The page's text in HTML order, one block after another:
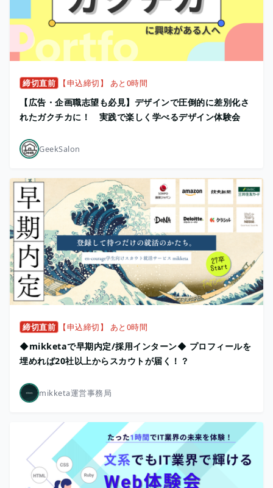
締切直前 【申込締切】 あと0時間
【広告・企画職志望も必見】デザインで圧倒的に差別化さ
れたガクチカに！ 実践で楽しく学べるデザイン体験会
GeekSalon
締切直前 【申込締切】 あと0時間
◆mikketaで早期内定/採用インターン◆ プロフィールを
埋めれば20社以上からスカウトが届く！？
mikketa運営事務局